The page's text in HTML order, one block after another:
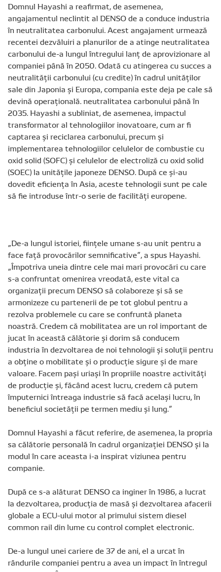
Domnul Hayashi a reafirmat, de asemenea,
angajamentul neclintit al DENSO de a conduce industria
în neutralitatea carbonului. Acest angajament urmează
recentei dezvăluiri a planurilor de a atinge neutralitatea
carbonului de-a lungul întregului lanț de aprovizionare al
companiei până în 2050. Odată cu atingerea cu succes a
neutralității carbonului (cu credite) în cadrul unităților
sale din Japonia și Europa, compania este deja pe cale să
devină operațională. neutralitatea carbonului până în
2035. Hayashi a subliniat, de asemenea, impactul
transformator al tehnologiilor inovatoare, cum ar fi
captarea și reciclarea carbonului, precum și
implementarea tehnologiilor celulelor de combustie cu
oxid solid (SOFC) și celulelor de electroliză cu oxid solid
(SOEC) la unitățile japoneze DENSO. După ce și-au
dovedit eficiența în Asia, aceste tehnologii sunt pe cale
să fie introduse într-o serie de facilități europene.
„De-a lungul istoriei, ființele umane s-au unit pentru a
face față provocărilor semnificative”, a spus Hayashi.
„Împotriva uneia dintre cele mai mari provocări cu care
s-a confruntat omenirea vreodată, este vital ca
organizații precum DENSO să colaboreze și să se
armonizeze cu partenerii de pe tot globul pentru a
rezolva problemele cu care se confruntă planeta
noastră. Credem că mobilitatea are un rol important de
jucat în această călătorie și dorim să conducem
industria în dezvoltarea de noi tehnologii și soluții pentru
a obține o mobilitate și o producție sigure și de mare
valoare. Facem pași uriași în propriile noastre activități
de producție și, făcând acest lucru, credem că putem
împuternici întreaga industrie să facă același lucru, în
beneficiul societății pe termen mediu și lung.”
Domnul Hayashi a făcut referire, de asemenea, la propria
sa călătorie personală în cadrul organizației DENSO și la
modul în care aceasta i-a inspirat viziunea pentru
companie.
După ce s-a alăturat DENSO ca inginer în 1986, a lucrat
la dezvoltarea, producția de masă și dezvoltarea afacerii
globale a ECU-ului motor al primului sistem diesel
common rail din lume cu control complet electronic.
De-a lungul unei cariere de 37 de ani, el a urcat în
rândurile companiei pentru a avea un impact în întregul